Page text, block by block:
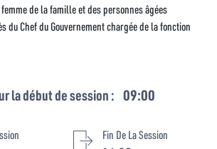
de la famille et des personnes âgées
du Chef du Gouvernement chargée de la fonction
la début de session : 09:00
Fin De La Session